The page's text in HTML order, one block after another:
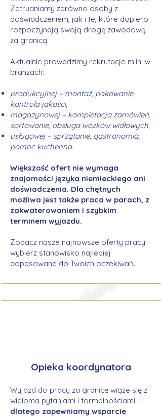
Zatrudniamy zarówno osoby z
doświadczeniem, jak i te, które dopiero
rozpoczynają swoją drogę zawodową
za granicą.
Aktualnie prowadzimy rekrutacje m.in. w
branżach:
produkcyjnej – montaż, pakowanie,
kontrola jakości,
magazynowej – kompletacja zamówień,
sortowanie, obsługa wózków widłowych,
usługowej – sprzątanie, gastronomia,
pomoc kuchenna.
Większość ofert nie wymaga
znajomości języka niemieckiego ani
doświadczenia. Dla chętnych
możliwa jest także praca w parach, z
zakwaterowaniem i szybkim
terminem wyjazdu.
Zobacz nasze najnowsze oferty pracy i
wybierz stanowisko najlepiej
dopasowane do Twoich oczekiwań.
Opieka koordynatora
Wyjazd do pracy za granicę wiąże się z
wieloma pytaniami i formalnościami –
dlatego zapewniamy wsparcie